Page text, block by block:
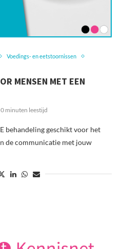
Voedings- en eetstoornissen
MENSEN MET EEN
0 minuten leestijd
behandeling geschikt voor het
de communicatie met jouw